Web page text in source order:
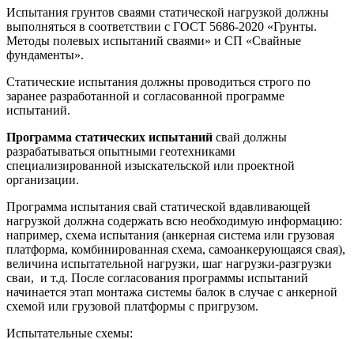
Испытания грунтов сваями статической нагрузкой должны
выполняться в соответствии с ГОСТ 5686-2020 «Грунты.
Методы полевых испытаний сваями» и СП «Свайные
фундаменты».
Статические испытания должны проводиться строго по
заранее разработанной и согласованной программе
испытаний.
Программа статических испытаний свай должны
разрабатываться опытными геотехниками
специализированной изыскательской или проектной
организации.
Программа испытания свай статической вдавливающей
нагрузкой должна содержать всю необходимую информацию:
например, схема испытания (анкерная система или грузовая
платформа, комбинированная схема, самоанкерующаяся свая),
величина испытательной нагрузки, шаг нагрузки-разгрузки
сваи, и т.д. После согласования программы испытаний
начинается этап монтажа системы балок в случае с анкерной
схемой или грузовой платформы с пригрузом.
Испытательные схемы: